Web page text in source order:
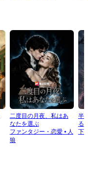
二度目の月夜、私はあ
なたを選ぶ
ファンタジー・恋愛⦁ 人
狼
半
る
下